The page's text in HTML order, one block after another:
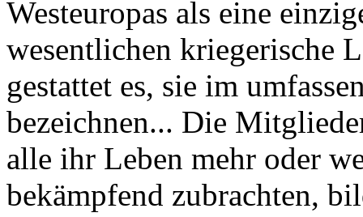
Westeuropas als eine
wesentlichen kriegerische
gestattet es, sie im
bezeichnen... Die
alle ihr Leben mehr oder
bekämpfend zubrachten,